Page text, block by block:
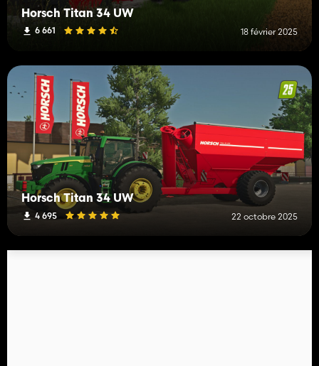
Horsch Titan 34 UW
6 661 18 février 2025
Horsch Titan 34 UW
4 695 22 octobre 2025